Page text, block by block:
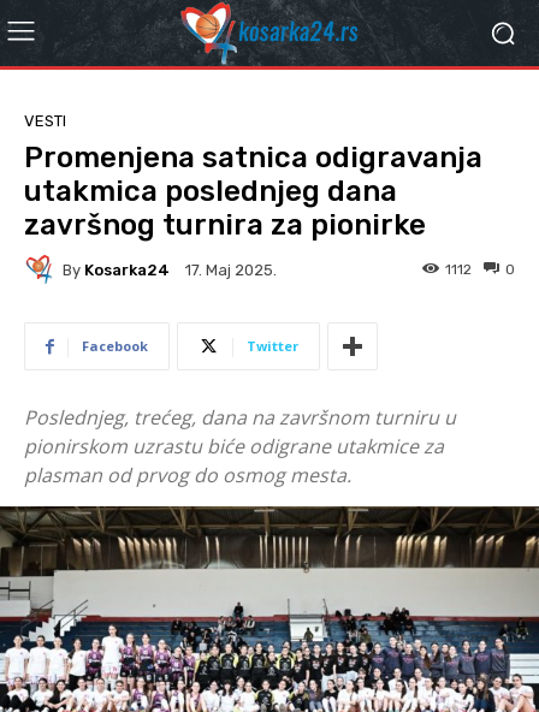
VESTI
Promenjena satnica odigravanja
utakmica poslednjeg dana
završnog turnira za pionirke
By Kosarka24 17. Мај 2025. 0
1112
Facebook Twitter
Poslednjeg, trećeg, dana na završnom turniru u
pionirskom uzrastu biće odigrane utakmice za
plasman od prvog do osmog mesta.